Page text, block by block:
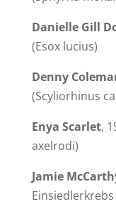
DanielleGill
(Esox lucius)
Denny
(Scyliorhinus
Enya Scarlet,
axelrodi)
Jamie
Einsiedlerkrebs